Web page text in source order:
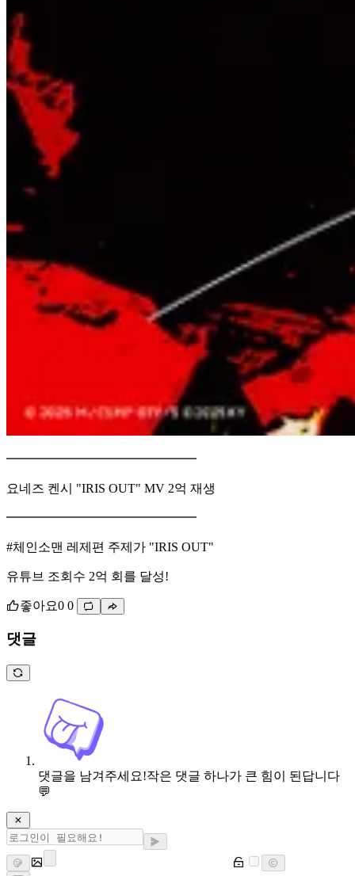
━━━━━━━━━━━━━━━
요네즈 켄시 "IRIS OUT" MV 2억 재생
━━━━━━━━━━━━━━━
#체인소맨 레제편 주제가 "IRIS OUT"
유튜브 조회수 2억 회를 달성!
좋아요0 0
댓글
댓글을 남겨주세요!작은 댓글 하나가 큰 힘이 된답니다
💬